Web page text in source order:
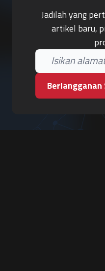
Jadilah yang
artikel baru,
Berlangganan